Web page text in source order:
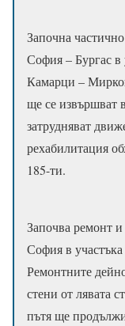
Започна
София – Бургас
Камарци –
ще се извършват
затрудняват
рехабилитация
185-ти.
Започва ремонт
София в
Ремонтните
стени от лявата
пътя ще